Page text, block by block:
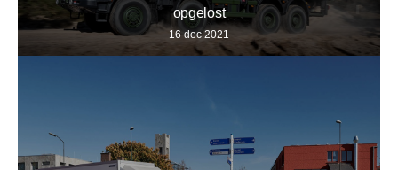
opgelost
16 dec 2021